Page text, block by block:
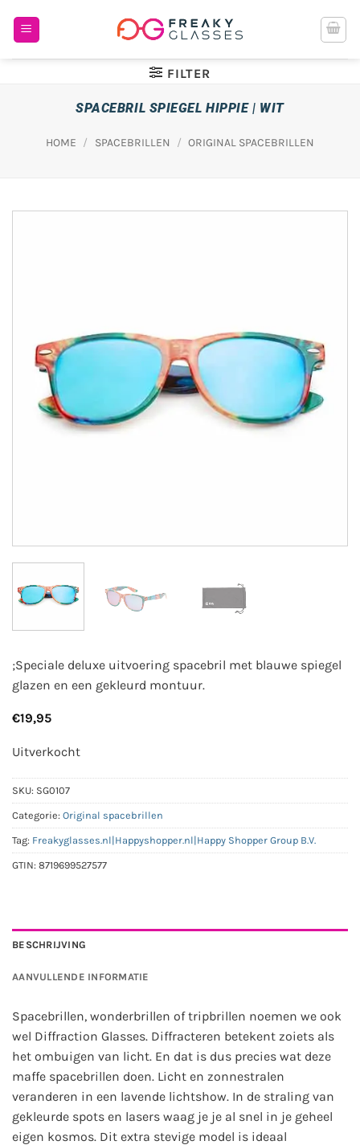
naar
FILTER
SPACEBRIL SPIEGEL HIPPIE | WIT
HOME / SPACEBRILLEN / ORIGINAL SPACEBRILLEN
;Speciale deluxe uitvoering spacebril met blauwe spiegel
glazen en een gekleurd montuur.
€19,95
Uitverkocht
SKU: SG0107
Categorie: Original spacebrillen
Tag: Freakyglasses.nl|Happyshopper.nl|Happy Shopper Group B.V.
GTIN: 8719699527577
BESCHRIJVING
AANVULLENDE INFORMATIE
Spacebrillen, wonderbrillen of tripbrillen noemen we ook
wel Diffraction Glasses. Diffracteren betekent zoiets als
het ombuigen van licht. En dat is dus precies wat deze
maffe spacebrillen doen. Licht en zonnestralen
veranderen in een lavende lichtshow. In de straling van
gekleurde spots en lasers waag je je al snel in je geheel
eigen kosmos. Dit extra stevige model is ideaal